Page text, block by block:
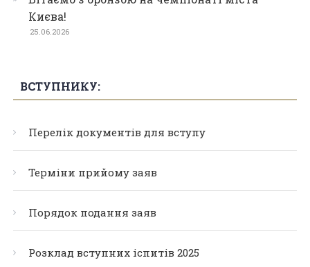
Києва!
25.06.2026
ВСТУПНИКУ:
Перелік документів для вступу
Терміни прийому заяв
Порядок подання заяв
Розклад вступних іспитів 2025